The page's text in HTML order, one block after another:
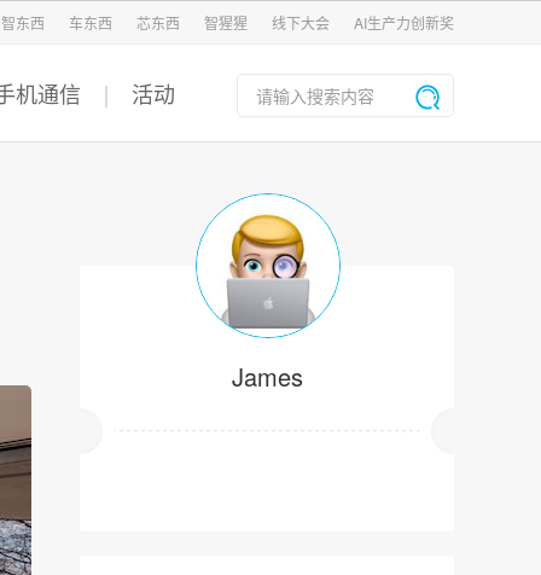
智东西 车东西 芯东西 智猩猩 线下大会 AI生产力创新奖
机通信 活动
James